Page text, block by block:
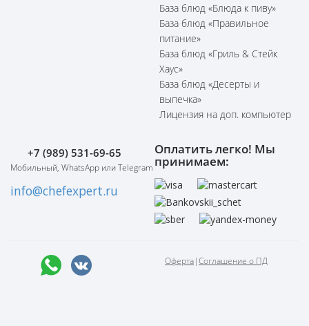
База блюд «Блюда к пиву»
База блюд «Правильное
питание»
База блюд «Гриль & Стейк
Хаус»
База блюд «Десерты и
выпечка»
Лицензия на доп. компьютер
+7 (989) 531-69-65
Мобильный, WhatsApp или Telegram
info@chefexpert.ru
Оплатить легко! Мы
принимаем:
Оферта|Соглашение о ПД